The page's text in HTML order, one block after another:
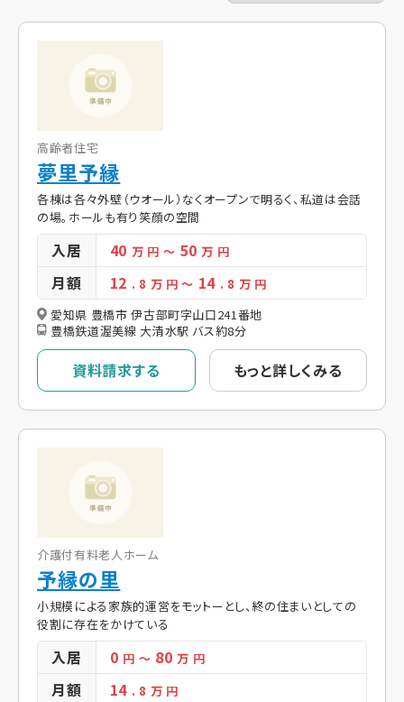
高齢者住宅
夢里予縁
各棟は各々外壁（ウオール）なくオープンで明るく、私道は会話
の場。ホールも有り笑顔の空間
入居 40万 円 ～ 50万 円
月額 12 . 8 万 円～ 14 . 8 万 円
愛知県 豊橋市 伊古部町字山口241番地
豊橋鉄道渥美線 大清水駅 バス約8分
資料請求する もっと詳しくみる
介護付有料老人ホーム
予縁の里
小規模による家族的運営をモットーとし、終の住まいとしての
役割に存在をかけている
入居 0 円 ～ 80万 円
月額 14 . 8 万 円